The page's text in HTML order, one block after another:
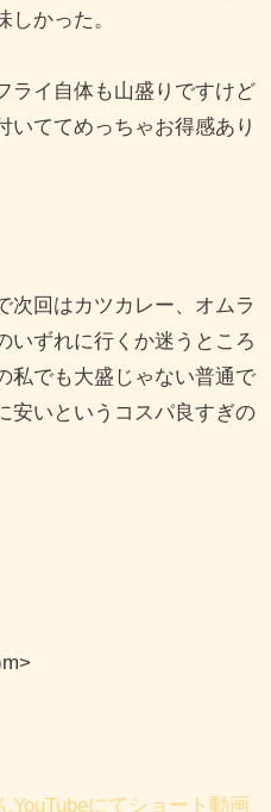
かった。
ライ自体も山盛りですけど
いててめっちゃお得感あり
次回はカツカレー、オムラ
いずれに行くか迷うところ
私でも大盛じゃない普通で
安いというコスパ良すぎの
YouTubeにてショート動画